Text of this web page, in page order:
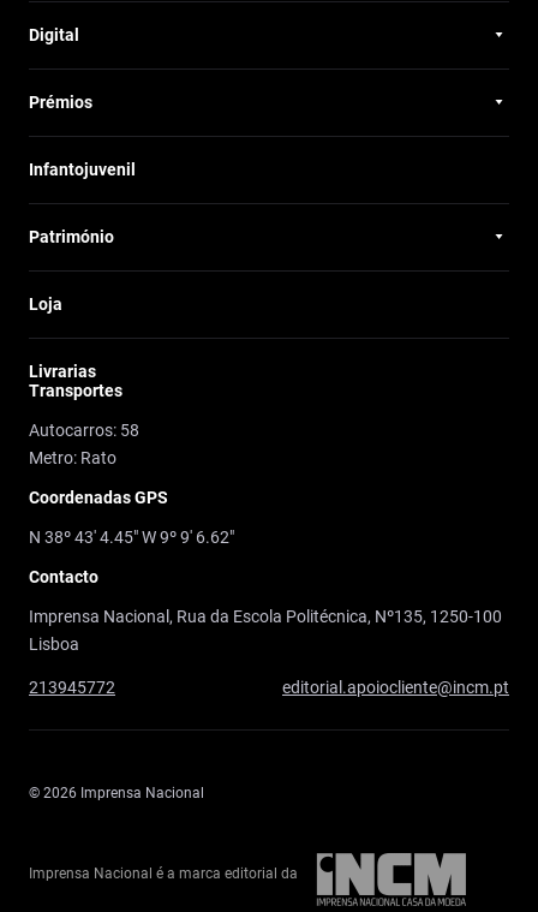
Digital
Prémios
Infantojuvenil
Património
Loja
Livrarias
Transportes
Autocarros: 58
Metro: Rato
Coordenadas GPS
N 38º 43' 4.45" W 9º 9' 6.62"
Contacto
Imprensa Nacional, Rua da Escola Politécnica, Nº135, 1250-100
Lisboa
213945772 editorial.apoiocliente@incm.pt
© 2026 Imprensa Nacional
Imprensa Nacional é a marca editorial da